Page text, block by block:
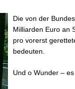
Die von der
Milliarden Euro an
pro vorerst
bedeuten.
Und o Wunder –